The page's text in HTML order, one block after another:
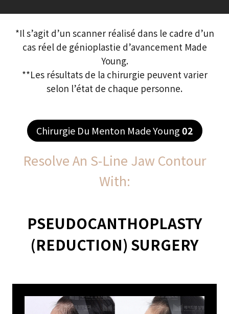
*Il s’agit d’un scanner réalisé dans le cadre d’un
cas réel de génioplastie d’avancement Made
Young.
**Les résultats de la chirurgie peuvent varier
selon l’état de chaque personne.
Chirurgie Du Menton Made Young02
Resolve An S-Line Jaw Contour
With:
PSEUDOCANTHOPLASTY
(REDUCTION) SURGERY